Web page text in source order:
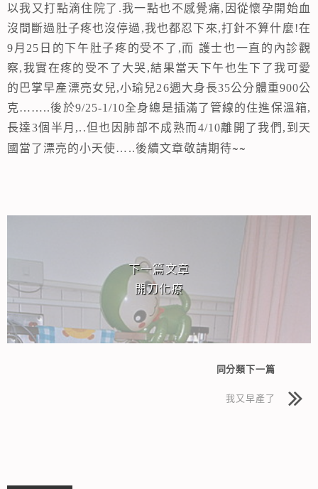
以我又打點滴住院了 .我一點也不感覺痛, 因從懷孕開始血
沒間斷過肚子疼也沒停過 ,我也都忍下來,打針不算什麼!在
9 月 25 日 的下午肚子疼的受不了 ,而 護士也一直的內診觀
察,我實在疼的受不了大哭,結果當天下午也生下了我可愛
的巴掌早產漂亮女兒,小瑜兒26週大身長35公分體重900公
克……..後於9/25-1/10全身總是插滿了管線的住進保溫箱,
長達3個半月 ,..但也因肺部不成熟而4/10離開了我們 , 到天
國當了漂亮的小天使…..後續文章敬請期待~~
下一篇文章
開刀化療
同分類下一篇
我又早產了